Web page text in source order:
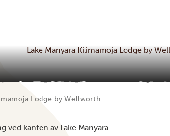
Lake Manyara Kilimamoja Lodge by
Lodge by Wellworth
ved kanten av Lake Manyara